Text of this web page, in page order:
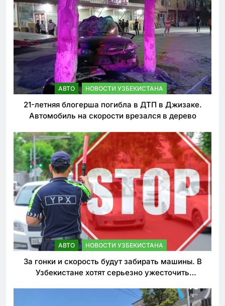
АВТО НОВОСТИ УЗБЕКИСТАНА
21-летняя блогерша погибла в ДТП в Джизаке.
Автомобиль на скорости врезался в дерево
АВТО НОВОСТИ УЗБЕКИСТАНА
За гонки и скорость будут забирать машины. В
Узбекистане хотят серьезно ужесточить